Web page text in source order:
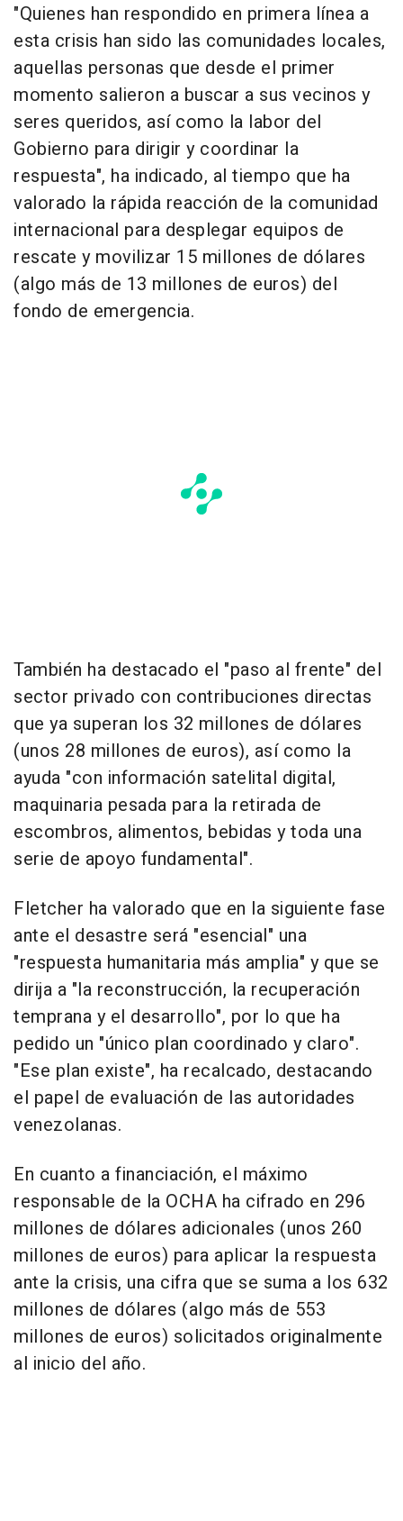
"Quienes han respondido en primera línea a
esta crisis han sido las comunidades locales,
aquellas personas que desde el primer
momento salieron a buscar a sus vecinos y
seres queridos, así como la labor del
Gobierno para dirigir y coordinar la
respuesta", ha indicado, al tiempo que ha
valorado la rápida reacción de la comunidad
internacional para desplegar equipos de
rescate y movilizar 15 millones de dólares
(algo más de 13 millones de euros) del
fondo de emergencia.
También ha destacado el "paso al frente" del
sector privado con contribuciones directas
que ya superan los 32 millones de dólares
(unos 28 millones de euros), así como la
ayuda "con información satelital digital,
maquinaria pesada para la retirada de
escombros, alimentos, bebidas y toda una
serie de apoyo fundamental".
Fletcher ha valorado que en la siguiente fase
ante el desastre será "esencial" una
"respuesta humanitaria más amplia" y que se
dirija a "la reconstrucción, la recuperación
temprana y el desarrollo", por lo que ha
pedido un "único plan coordinado y claro".
"Ese plan existe", ha recalcado, destacando
el papel de evaluación de las autoridades
venezolanas.
En cuanto a financiación, el máximo
responsable de la OCHA ha cifrado en 296
millones de dólares adicionales (unos 260
millones de euros) para aplicar la respuesta
ante la crisis, una cifra que se suma a los 632
millones de dólares (algo más de 553
millones de euros) solicitados originalmente
al inicio del año.